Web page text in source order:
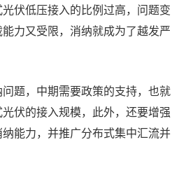
伏低压接入的比例过高，问题变
力又受限，消纳就成为了越发严
题，中期需要政策的支持，也就
伏的接入规模，此外，还要增强
能力，并推广分布式集中汇流并